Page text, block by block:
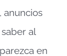
anuncios
al
en